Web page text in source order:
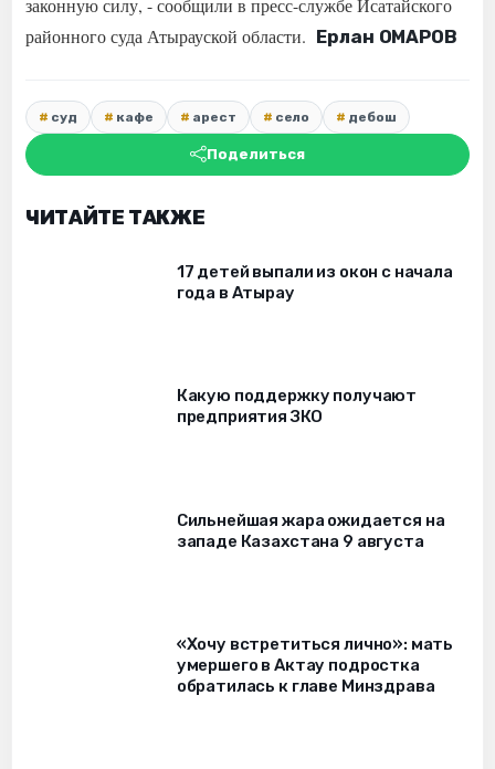
законную силу, - сообщили в пресс-службе Исатайского
районного суда Атырауской области. Ерлан ОМАРОВ
суд кафе арест село дебош
Поделиться
ЧИТАЙТЕ ТАКЖЕ
17 детей выпали из окон c начала
года в Атырау
Какую поддержку получают
предприятия ЗКО
Сильнейшая жара ожидается на
западе Казахстана 9 августа
«Хочу встретиться лично»: мать
умершего в Актау подростка
обратилась к главе Минздрава